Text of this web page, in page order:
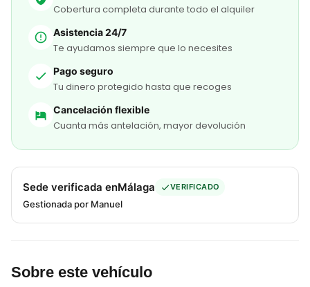
Cobertura completa durante todo el alquiler
Asistencia 24/7
Te ayudamos siempre que lo necesites
Pago seguro
Tu dinero protegido hasta que recoges
Cancelación flexible
Cuanta más antelación, mayor devolución
Sede verificada enMálaga VERIFICADO
Gestionada por Manuel
Sobre este vehículo